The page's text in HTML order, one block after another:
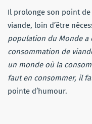
Il prolonge son point
viande, loin d’être
population du Monde a
consommation de
un monde où la
faut en consommer, il
pointe d’humour.